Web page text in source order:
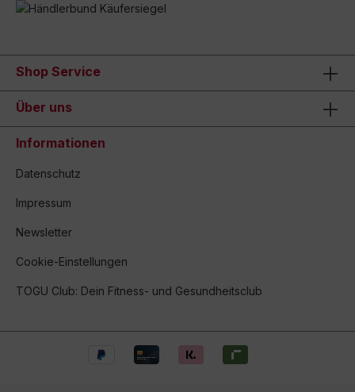
Shop Service
Über uns
Informationen
Datenschutz
Impressum
Newsletter
Cookie-Einstellungen
TOGU Club: Dein Fitness- und Gesundheitsclub